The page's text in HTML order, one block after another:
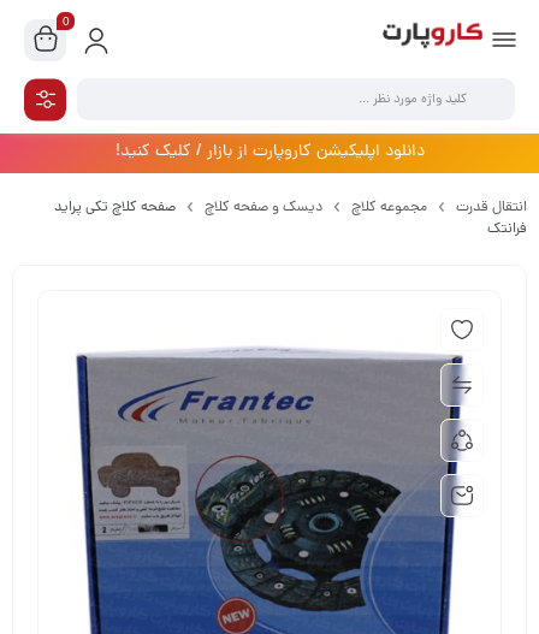
0
دانلود اپلیکیشن کاروپارت از بازار / کلیک کنید!
انتقال قدرت مجموعه کلاچ دیسک و صفحه کلاچ
صفحه کلاچ تکی پراید
فرانتک